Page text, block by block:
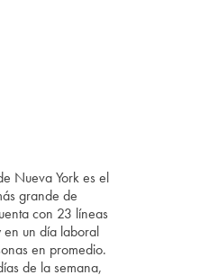
Nueva York es el
grande de
con 23 líneas
un día laboral
en promedio.
de la semana,